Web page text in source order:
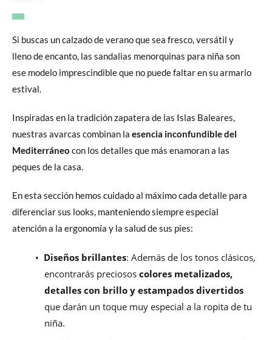
Si buscas un calzado de verano que sea fresco, versátil y
lleno de encanto, las sandalias menorquinas para niña son
ese modelo imprescindible que no puede faltar en su armario
estival.
Inspiradas en la tradición zapatera de las Islas Baleares,
nuestras avarcas combinan la esencia inconfundible del
Mediterráneo con los detalles que más enamoran a las
peques de la casa.
En esta sección hemos cuidado al máximo cada detalle para
diferenciar sus looks, manteniendo siempre especial
atención a la ergonomía y la salud de sus pies:
• Diseños brillantes: Además de los tonos clásicos,
encontrarás preciosos colores metalizados,
detalles con brillo y estampados divertidos
que darán un toque muy especial a la ropita de tu
niña.